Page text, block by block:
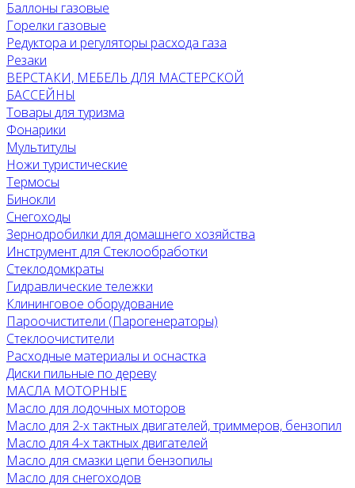
Баллоны газовые
Горелки газовые
Редуктора и регуляторы расхода газа
Резаки
ВЕРСТАКИ, МЕБЕЛЬ ДЛЯ МАСТЕРСКОЙ
БАССЕЙНЫ
Товары для туризма
Фонарики
Мультитулы
Ножи туристические
Термосы
Бинокли
Снегоходы
Зернодробилки для домашнего хозяйства
Инструмент для Стеклообработки
Стеклодомкраты
Гидравлические тележки
Клининговое оборудование
Пароочистители (Парогенераторы)
Стеклоочистители
Расходные материалы и оснастка
Диски пильные по дереву
МАСЛА МОТОРНЫЕ
Масло для лодочных моторов
Масло для 2-х тактных двигателей, триммеров, бензопил
Масло для 4-х тактных двигателей
Масло для смазки цепи бензопилы
Масло для снегоходов